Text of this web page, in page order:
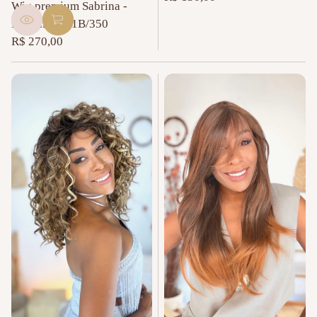
Wig premium Sabrina -
Marsalla #T1B/350
Preço
normal
R$ 270,00
Preço